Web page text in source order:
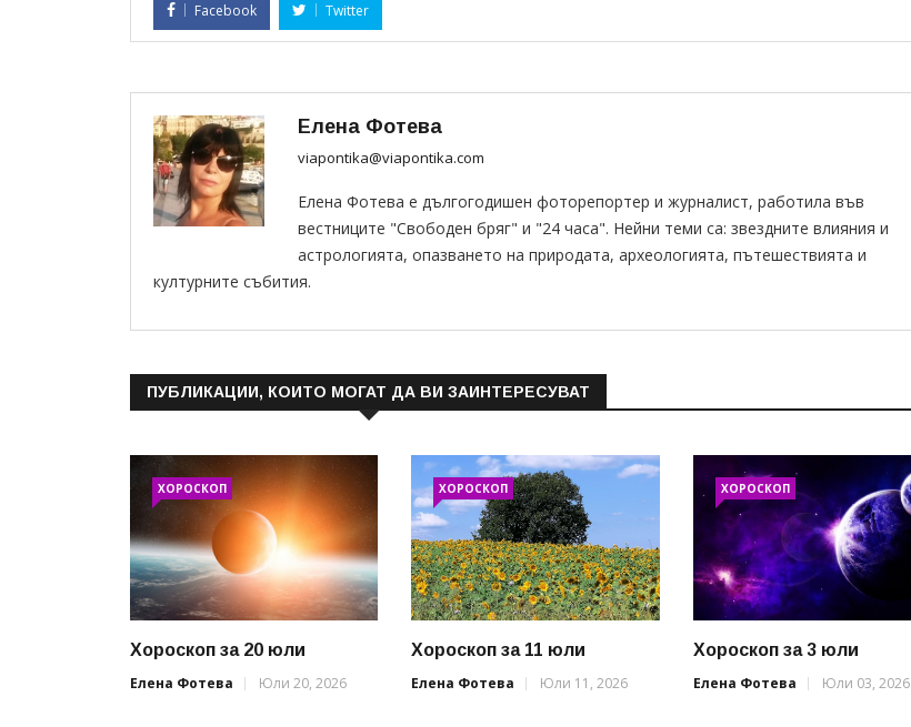
Facebook Twitter
Елена Фотева
viapontika@viapontika.com
Елена Фотева е дългогодишен фоторепортер и журналист, работила във
вестниците "Свободен бряг" и "24 часа". Нейни теми са: звездните влияния и
астрологията, опазването на природата, археологията, пътешествията и
културните събития.
ПУБЛИКАЦИИ, КОИТО МОГАТ ДА ВИ ЗАИНТЕРЕСУВАТ
ХОРОСКОП
Хороскоп за 20 юли
Елена Фотева
Юли 20, 2026
ХОРОСКОП
Хороскоп за 11 юли
Елена Фотева
Юли 11, 2026
ХОРОСКОП
Хороскоп за 3 юли
Елена Фотева
Юли 03, 2026